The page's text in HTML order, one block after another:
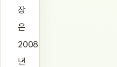
장
은
2008
년